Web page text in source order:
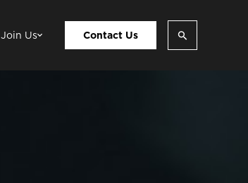
Join Us Contact Us